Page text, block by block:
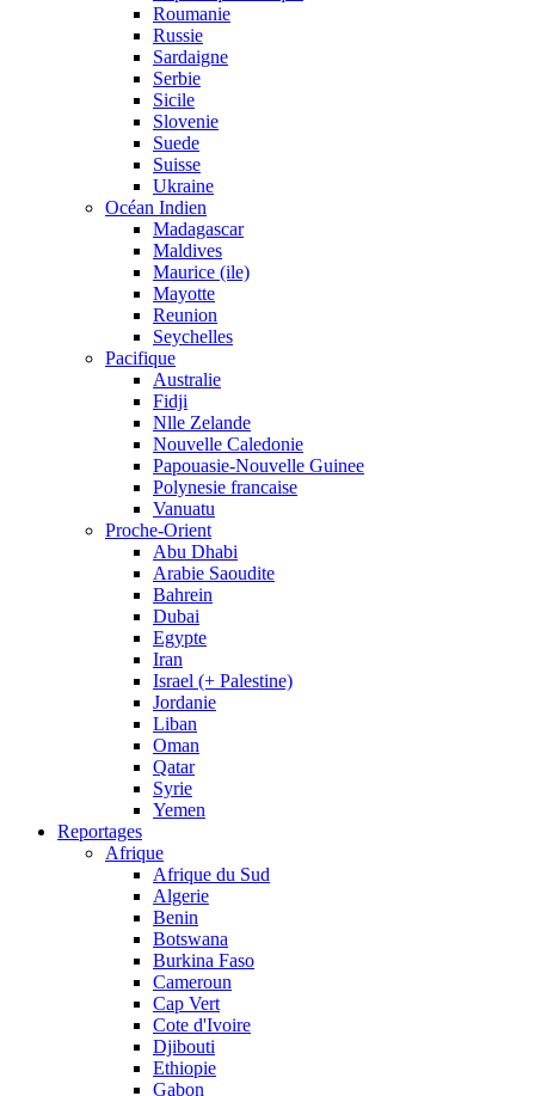
Roumanie
Russie
Sardaigne
Serbie
Sicile
Slovenie
Suede
Suisse
Ukraine
Océan Indien
Madagascar
Maldives
Maurice (ile)
Mayotte
Reunion
Seychelles
Pacifique
Australie
Fidji
Nlle Zelande
Nouvelle Caledonie
Papouasie-Nouvelle Guinee
Polynesie francaise
Vanuatu
Proche-Orient
Abu Dhabi
Arabie Saoudite
Bahrein
Dubai
Egypte
Iran
Israel (+ Palestine)
Jordanie
Liban
Oman
Qatar
Syrie
Yemen
Reportages
Afrique
Afrique du Sud
Algerie
Benin
Botswana
Burkina Faso
Cameroun
Cap Vert
Cote d'Ivoire
Djibouti
Ethiopie
Gabon